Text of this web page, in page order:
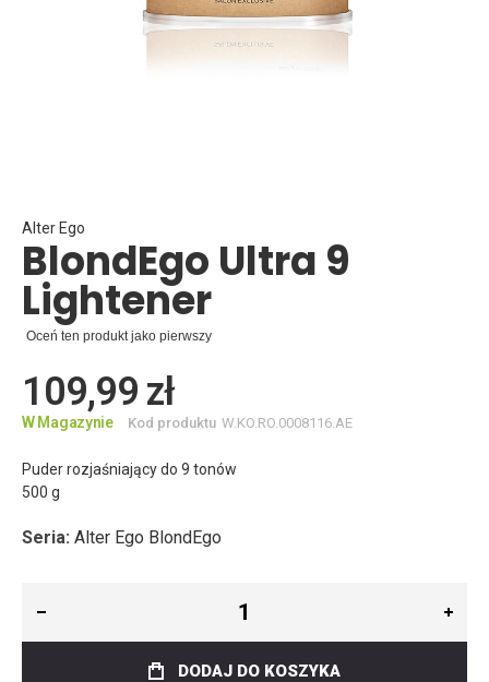
beginning
of
the
images
gallery
Alter Ego
BlondEgo Ultra 9
Lightener
Oceń ten produkt jako pierwszy
109,99 zł
W Magazynie Kod produktu W.KO.RO.0008116.AE
Puder rozjaśniający do 9 tonów
500 g
Seria: Alter Ego BlondEgo
DODAJ DO KOSZYKA